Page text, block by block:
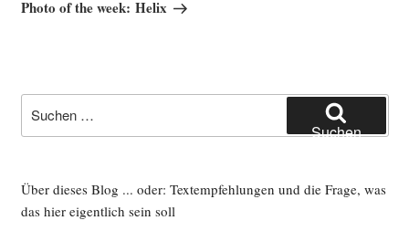
Photo of the week: Helix
nach:
Suchen
Über dieses Blog ... oder: Textempfehlungen und die Frage, was
das hier eigentlich sein soll